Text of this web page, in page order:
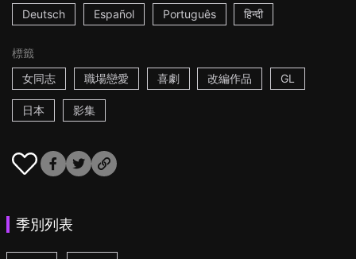
Deutsch Español Português हिन्दी
標籤
女同志
職場戀愛 喜劇 改編作品 GL
日本 影集
季別列表